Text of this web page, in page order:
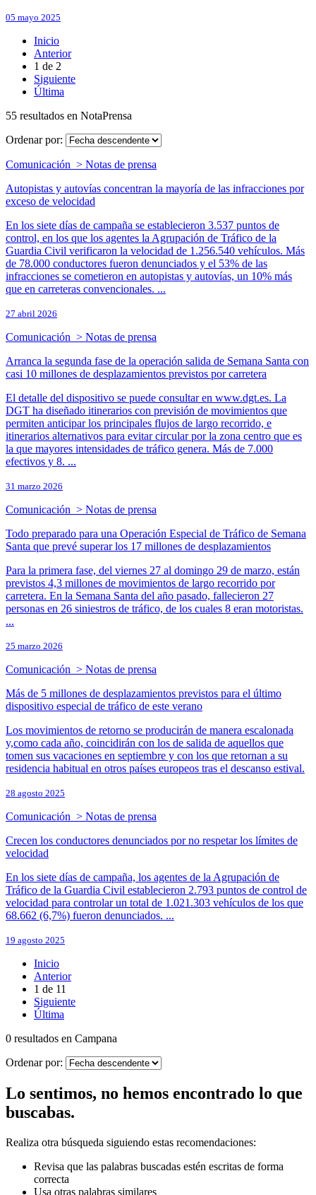
05 mayo 2025
Inicio
Anterior
1 de 2
Siguiente
Última
55 resultados en NotaPrensa
Ordenar por:
Comunicación > Notas de prensa
Autopistas y autovías concentran la mayoría de las infracciones por
exceso de velocidad
En los siete días de campaña se establecieron 3.537 puntos de
control, en los que los agentes la Agrupación de Tráfico de la
Guardia Civil verificaron la velocidad de 1.256.540 vehículos. Más
de 78.000 conductores fueron denunciados y el 53% de las
infracciones se cometieron en autopistas y autovías, un 10% más
que en carreteras convencionales. ...
27 abril 2026
Comunicación > Notas de prensa
Arranca la segunda fase de la operación salida de Semana Santa con
casi 10 millones de desplazamientos previstos por carretera​
El detalle del dispositivo se puede consultar en www.dgt.es. La
DGT ha diseñado itinerarios con previsión de movimientos que
permiten anticipar los principales flujos de largo recorrido, e
itinerarios alternativos para evitar circular por la zona centro que es
la que mayores intensidades de tráfico genera. Más de 7.000
efectivos y 8. ...
31 marzo 2026
Comunicación > Notas de prensa
Todo preparado para una Operación Especial de Tráfico de Semana
Santa que prevé superar los 17 millones de desplazamientos
Para la primera fase, del viernes 27 al domingo 29 de marzo, están
previstos 4,3 millones de movimientos de largo recorrido por
carretera. En la Semana Santa del año pasado, fallecieron 27
personas en 26 siniestros de tráfico, de los cuales 8 eran motoristas.
...
25 marzo 2026
Comunicación > Notas de prensa
Más de 5 millones de desplazamientos previstos para el último
dispositivo especial de tráfico de este verano​
Los movimientos de retorno se producirán de manera escalonada
y,como cada año, coincidirán con los de salida de aquellos que
tomen sus vacaciones en septiembre y con los que retornan a su
residencia habitual en otros países europeos tras el descanso estival.
28 agosto 2025
Comunicación > Notas de prensa
Crecen los conductores denunciados por no respetar los límites de
velocidad
En los siete días de campaña, los agentes de la Agrupación de
Tráfico de la Guardia Civil establecieron 2.793 puntos de control de
velocidad para controlar un total de 1.021.303 vehículos de los que
68.662 (6,7%) fueron denunciados. ...
19 agosto 2025
Inicio
Anterior
1 de 11
Siguiente
Última
0 resultados en Campana
Ordenar por:
Lo sentimos, no hemos encontrado lo que
buscabas.
Realiza otra búsqueda siguiendo estas recomendaciones:
Revisa que las palabras buscadas estén escritas de forma
correcta
Usa otras palabras similares